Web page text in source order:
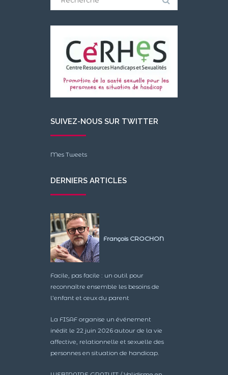
SUIVEZ-NOUS SUR TWITTER
Mes Tweets
DERNIERS ARTICLES
François CROCHON
Facile, pas facile : un outil pour
reconnaître ensemble les besoins de
l’enfant et ceux du parent
La FISAF organise un événement
inédit le 22 juin 2026 autour de la vie
affective, relationnelle et sexuelle des
personnes en situation de handicap.